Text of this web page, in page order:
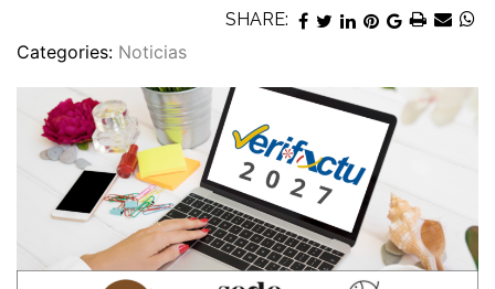
SHARE:
Categories: Noticias